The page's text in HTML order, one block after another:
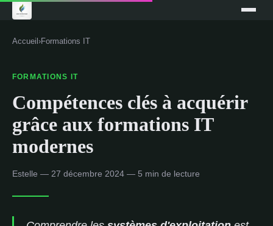
Accueil ›Formations IT
FORMATIONS IT
Compétences clés à acquérir
grâce aux formations IT
modernes
Estelle — 27 décembre 2024 — 5 min de lecture